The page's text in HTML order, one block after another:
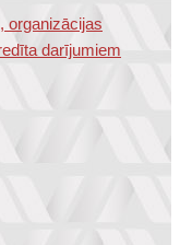
organizācijas
darījumiem